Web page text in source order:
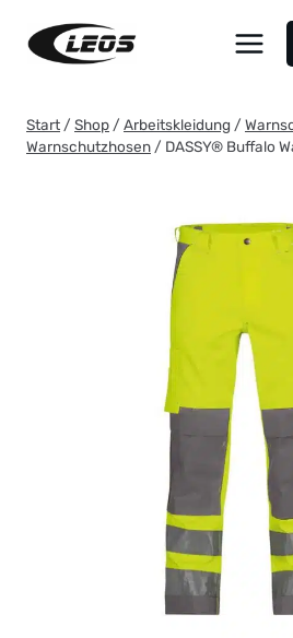
Inhalt
springen
Start / Shop / Arbeitskleidung /
Warnschutzhosen / DASSY® Buffalo